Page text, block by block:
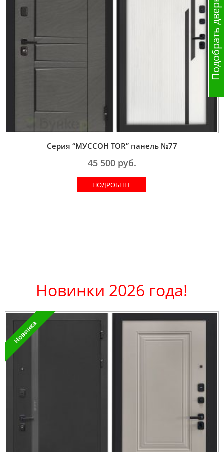
Серия “МУССОН TOR” панель №77
45 500руб.
ПОДРОБНЕЕ
Новинки 2026 года!
Новинка
Подобрать дверь